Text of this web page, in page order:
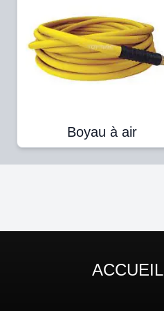
Boyau à air
ACCUEIL